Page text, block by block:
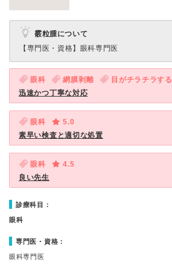
霰粒腫について
【専門医・資格】 眼科専門医
眼科 網膜剥離 目がチラチラする
迅速かつ丁寧な対応
眼科
5.0
素早い検査と適切な処置
眼科
4.5
良い先生
診療科目：
眼科
専門医・資格：
眼科専門医